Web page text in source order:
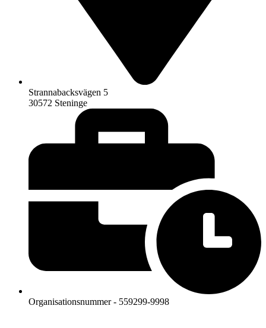
Strannabacksvägen 5
30572 Steninge
Organisationsnummer - 559299-9998